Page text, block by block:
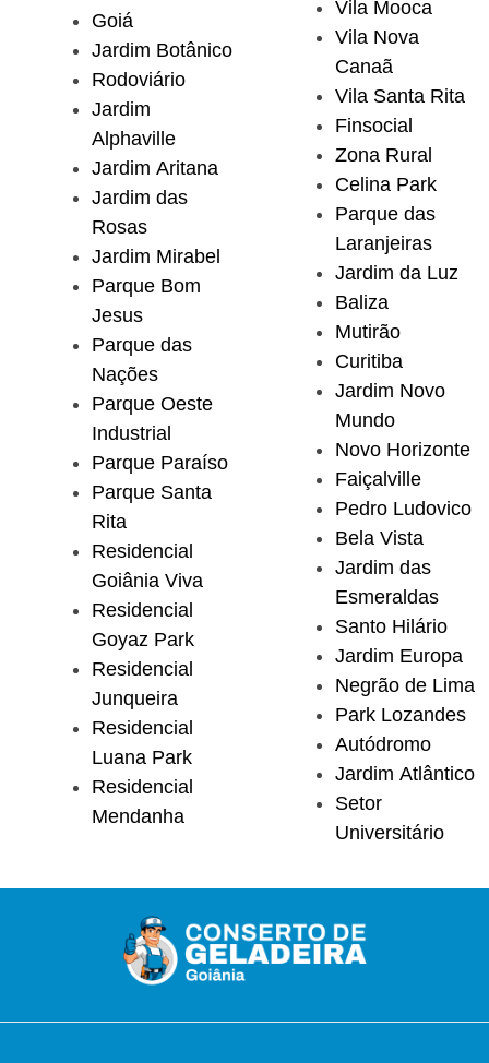
Goiá
Jardim Botânico
Rodoviário
Jardim
Alphaville
Jardim Aritana
Jardim das
Rosas
Jardim Mirabel
Parque Bom
Jesus
Parque das
Nações
Parque Oeste
Industrial
Parque Paraíso
Parque Santa
Rita
Residencial
Goiânia Viva
Residencial
Goyaz Park
Residencial
Junqueira
Residencial
Luana Park
Residencial
Mendanha
Vila Mooca
Vila Nova
Canaã
Vila Santa Rita
Finsocial
Zona Rural
Celina Park
Parque das
Laranjeiras
Jardim da Luz
Baliza
Mutirão
Curitiba
Jardim Novo
Mundo
Novo Horizonte
Faiçalville
Pedro Ludovico
Bela Vista
Jardim das
Esmeraldas
Santo Hilário
Jardim Europa
Negrão de Lima
Park Lozandes
Autódromo
Jardim Atlântico
Setor
Universitário